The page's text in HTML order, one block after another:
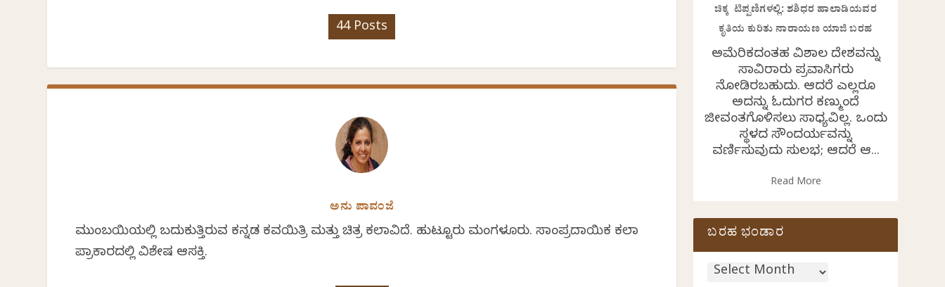
44 Posts
ಅನು ಪಾವಂಜೆ
ಮುಂಬಯಿಯಲ್ಲಿ ಬದುಕುತ್ತಿರುವ ಕನ್ನಡ ಕವಯಿತ್ರಿ ಮತ್ತು ಚಿತ್ರ ಕಲಾವಿದೆ. ಹುಟ್ಟೂರು ಮಂಗಳೂರು. ಸಾಂಪ್ರದಾಯಿಕ ಕಲಾ
ಪ್ರಾಕಾರದಲ್ಲಿ ವಿಶೇಷ ಆಸಕ್ತಿ.
ಚಿಕ್ಕ ಟಿಪ್ಪಣಿಗಳಲ್ಲಿ: ಶಶಿಧರ ಹಾಲಾಡಿಯವರ
ಕೃತಿಯ ಕುರಿತು ನಾರಾಯಣ ಯಾಜಿ ಬರಹ
ಅಮೆರಿಕದಂತಹ ವಿಶಾಲ ದೇಶವನ್ನು
ಸಾವಿರಾರು ಪ್ರವಾಸಿಗರು
ನೋಡಿರಬಹುದು. ಆದರೆ ಎಲ್ಲರೂ
ಅದನ್ನು ಓದುಗರ ಕಣ್ಮುಂದೆ
ಜೀವಂತಗೊಳಿಸಲು ಸಾಧ್ಯವಿಲ್ಲ. ಒಂದು
ಸ್ಥಳದ ಸೌಂದರ್ಯವನ್ನು
ವರ್ಣಿಸುವುದು ಸುಲಭ; ಆದರೆ ಆ...
Read More
ಬರಹ ಭಂಡಾರ